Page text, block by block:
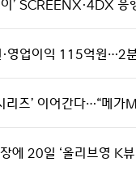
’ SCREENX·4DX
영업이익 115억원…2
리즈’ 이어간다…“메
에 20일 ‘올리브영 K뷰